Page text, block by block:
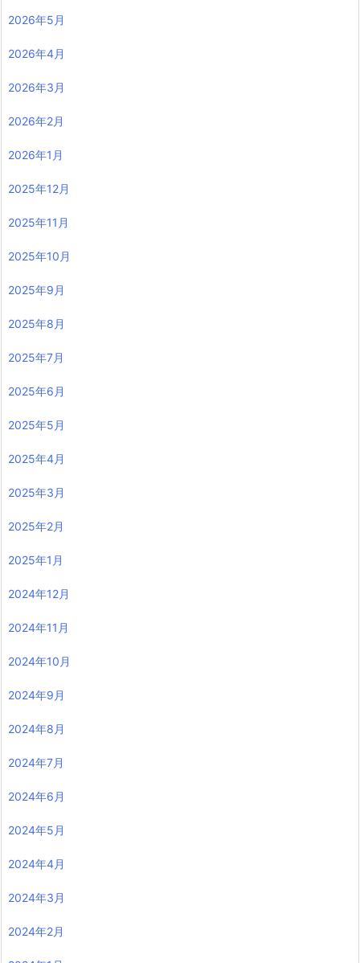
2026年5月
2026年4月
2026年3月
2026年2月
2026年1月
2025年12月
2025年11月
2025年10月
2025年9月
2025年8月
2025年7月
2025年6月
2025年5月
2025年4月
2025年3月
2025年2月
2025年1月
2024年12月
2024年11月
2024年10月
2024年9月
2024年8月
2024年7月
2024年6月
2024年5月
2024年4月
2024年3月
2024年2月